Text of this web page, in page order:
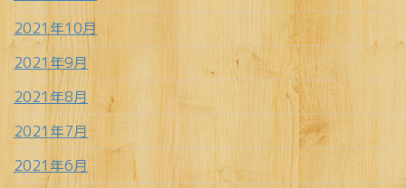
2021年10月
2021年9月
2021年8月
2021年7月
2021年6月